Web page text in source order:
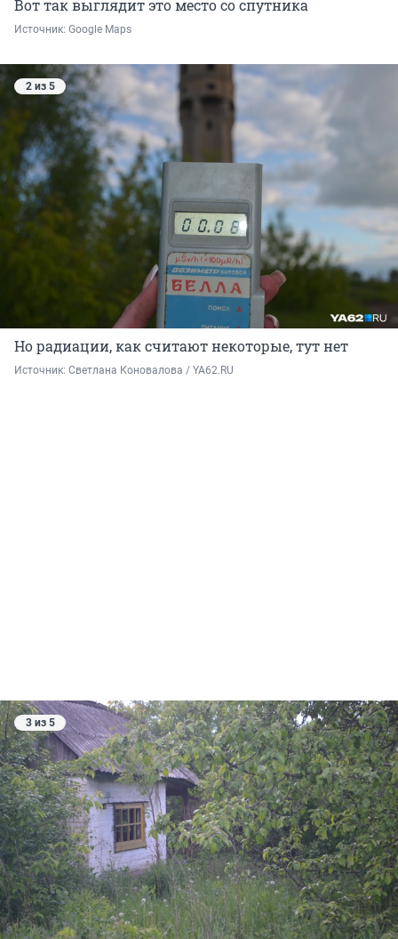
Вот так выглядит это место со спутника
Источник: Google Maps
2 из 5
Но радиации, как считают некоторые, тут нет
Источник: Светлана Коновалова / YA62.RU
3 из 5